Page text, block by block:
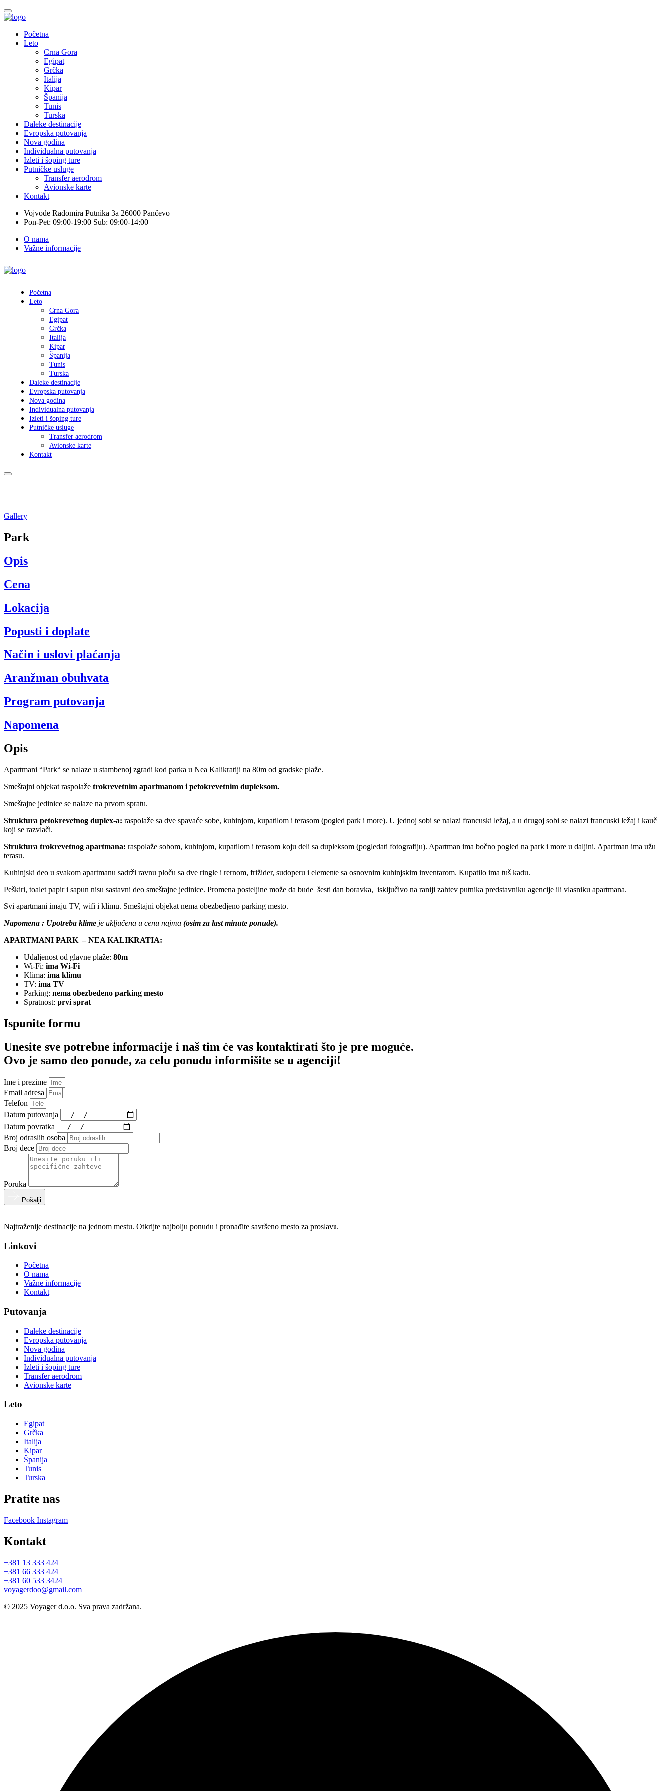
Početna
Leto
Crna Gora
Egipat
Grčka
Italija
Kipar
Španija
Tunis
Turska
Daleke destinacije
Evropska putovanja
Nova godina
Individualna putovanja
Izleti i šoping ture
Putničke usluge
Transfer aerodrom
Avionske karte
Kontakt
Vojvode Radomira Putnika 3a 26000 Pančevo
Pon-Pet: 09:00-19:00 Sub: 09:00-14:00
O nama
Važne informacije
Početna
Leto
Crna Gora
Egipat
Grčka
Italija
Kipar
Španija
Tunis
Turska
Daleke destinacije
Evropska putovanja
Nova godina
Individualna putovanja
Izleti i šoping ture
Putničke usluge
Transfer aerodrom
Avionske karte
Kontakt
Gallery
Park
Opis
Cena
Lokacija
Popusti i doplate
Način i uslovi plaćanja
Aranžman obuhvata
Program putovanja
Napomena
Opis
Apartmani “Park“ se nalaze u stambenoj zgradi kod parka u Nea Kalikratiji na 80m od gradske plaže.
Smeštajni objekat raspolaže trokrevetnim apartmanom i petokrevetnim dupleksom.
Smeštajne jedinice se nalaze na prvom spratu.
Struktura petokrevetnog duplex-a: raspolaže sa dve spavaće sobe, kuhinjom, kupatilom i terasom (pogled park i more). U jednoj sobi se nalazi francuski ležaj, a u drugoj sobi se nalazi francuski ležaj i kauč
koji se razvlači.
Struktura trokrevetnog apartmana: raspolaže sobom, kuhinjom, kupatilom i terasom koju deli sa dupleksom (pogledati fotografiju). Apartman ima bočno pogled na park i more u daljini. Apartman ima užu
terasu.
Kuhinjski deo u svakom apartmanu sadrži ravnu ploču sa dve ringle i rernom, frižider, sudoperu i elemente sa osnovnim kuhinjskim inventarom. Kupatilo ima tuš kadu.
Peškiri, toalet papir i sapun nisu sastavni deo smeštajne jedinice. Promena posteljine može da bude šesti dan boravka, isključivo na raniji zahtev putnika predstavniku agencije ili vlasniku apartmana.
Svi apartmani imaju TV, wifi i klimu. Smeštajni objekat nema obezbedjeno parking mesto.
Napomena : Upotreba klime je uključena u cenu najma (osim za last minute ponude).
APARTMANI PARK – NEA KALIKRATIA:
Udaljenost od glavne plaže: 80m
Wi-Fi: ima Wi-Fi
Klima: ima klimu
TV: ima TV
Parking: nema obezbeđeno parking mesto
Spratnost: prvi sprat
Ispunite formu
Unesite sve potrebne informacije i naš tim će vas kontaktirati što je pre moguće.
Ovo je samo deo ponude, za celu ponudu informišite se u agenciji!
Ime i prezime
Email adresa
Telefon
Datum putovanja
Datum povratka
Broj odraslih osoba
Broj dece
Poruka
Pošalji
Najtraženije destinacije na jednom mestu. Otkrijte najbolju ponudu i pronađite savršeno mesto za proslavu.
Linkovi
Početna
O nama
Važne informacije
Kontakt
Putovanja
Daleke destinacije
Evropska putovanja
Nova godina
Individualna putovanja
Izleti i šoping ture
Transfer aerodrom
Avionske karte
Leto
Egipat
Grčka
Italija
Kipar
Španija
Tunis
Turska
Pratite nas
Facebook Instagram
Kontakt
+381 13 333 424
+381 66 333 424
+381 60 533 3424
voyagerdoo@gmail.com
© 2025 Voyager d.o.o. Sva prava zadržana.